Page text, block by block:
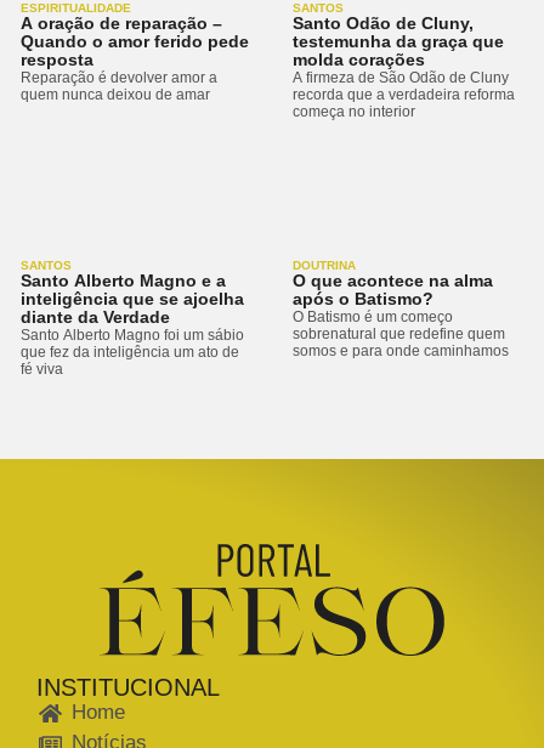
ESPIRITUALIDADE
A oração de reparação –
Quando o amor ferido pede
resposta
Reparação é devolver amor a
quem nunca deixou de amar
SANTOS
Santo Odão de Cluny,
testemunha da graça que
molda corações
A firmeza de São Odão de Cluny
recorda que a verdadeira reforma
começa no interior
SANTOS
Santo Alberto Magno e a
inteligência que se ajoelha
diante da Verdade
Santo Alberto Magno foi um sábio
que fez da inteligência um ato de
fé viva
DOUTRINA
O que acontece na alma
após o Batismo?
O Batismo é um começo
sobrenatural que redefine quem
somos e para onde caminhamos
INSTITUCIONAL
Home
Notícias